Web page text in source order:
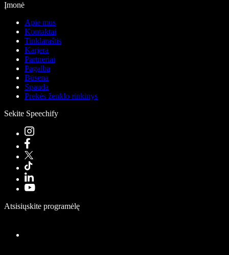
Įmonė
Apie mus
Kontaktai
Tinklaraštis
Karjera
Partneriai
Pagalba
Būsena
Spauda
Prekės ženklo rinkinys
Sekite Speechify
Atsisiųskite programėlę